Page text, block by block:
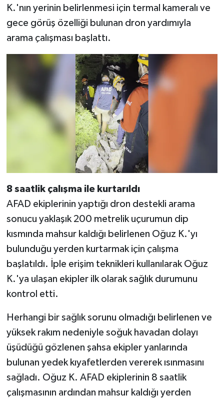
K.'nın yerinin belirlenmesi için termal kameralı ve
gece görüş özelliği bulunan dron yardımıyla
arama çalışması başlattı.
8 saatlik çalışma ile kurtarıldı
AFAD ekiplerinin yaptığı dron destekli arama
sonucu yaklaşık 200 metrelik uçurumun dip
kısmında mahsur kaldığı belirlenen Oğuz K.'yı
bulunduğu yerden kurtarmak için çalışma
başlatıldı. İple erişim teknikleri kullanılarak Oğuz
K.'ya ulaşan ekipler ilk olarak sağlık durumunu
kontrol etti.
Herhangi bir sağlık sorunu olmadığı belirlenen ve
yüksek rakım nedeniyle soğuk havadan dolayı
üşüdüğü gözlenen şahsa ekipler yanlarında
bulunan yedek kıyafetlerden vererek ısınmasını
sağladı. Oğuz K. AFAD ekiplerinin 8 saatlik
çalışmasının ardından mahsur kaldığı yerden